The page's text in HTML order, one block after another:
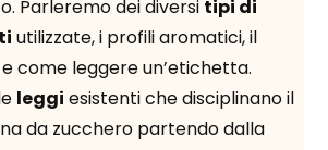
Parleremo dei diversi tipi di
utilizzate, i profili aromatici, il
come leggere un’etichetta.
leggi esistenti che disciplinano il
da zucchero partendo dalla